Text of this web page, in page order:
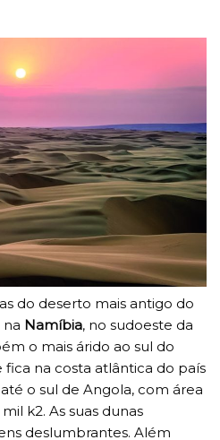
do deserto mais antigo do
na Namíbia, no sudoeste da
o mais árido ao sul do
fica na costa atlântica do país
o sul de Angola, com área
k2. As suas dunas
deslumbrantes. Além